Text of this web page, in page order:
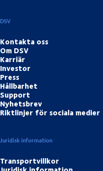
DSV
Kontakta oss
Om DSV
Karriär
Investor
Press
Hållbarhet
Support
Nyhetsbrev
Riktlinjer för sociala medier
Juridisk information
Transportvillkor